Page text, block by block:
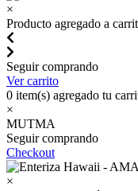
×
Producto agregado a
Seguir comprando
Ver carrito
0 item(s) agregado tu
×
MUTMA
Seguir comprando
Checkout
×